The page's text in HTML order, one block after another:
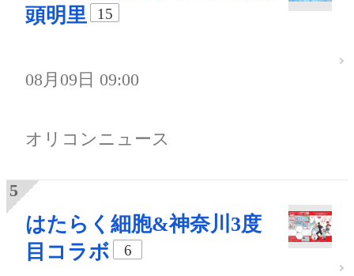
頭明里
15
08月09日 09:00
オリコンニュース
はたらく細胞&神奈川3度
目コラボ
6